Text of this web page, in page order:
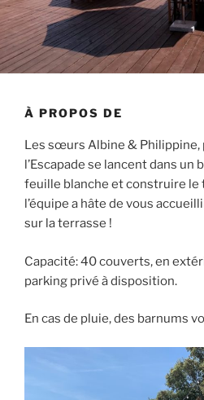
À PROPOS DE
Les sœurs Albine & Philippine,
l’Escapade se lancent dans un
feuille blanche et construire
l’équipe a hâte de vous
sur la terrasse !
Capacité: 40 couverts, en
parking privé à disposition.
En cas de pluie, des barnums